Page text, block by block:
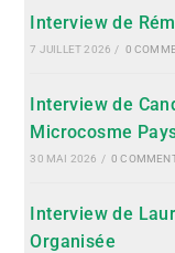
Interview de
7 JUILLET 2026 / 0
Interview de
Microcosme
30 MAI 2026 / 0
Interview de
Organisée